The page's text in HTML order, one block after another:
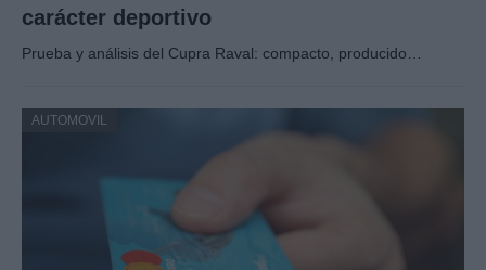
carácter deportivo
Prueba y análisis del Cupra Raval: compacto, producido…
AUTOMOVIL